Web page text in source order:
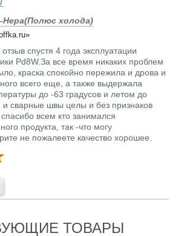
холода)
спустя 4 года эксплуатации
Pd8W.За все время никаких проблем
краска спокойно пережила и дрова и
всего еще, а также выдержала
до -63 градусов и летом до
и сварные швы целы и без признаков
всем кто занимался
продукта, так -что могу
не пожалеете качество хорошее.
ТОВАРЫ